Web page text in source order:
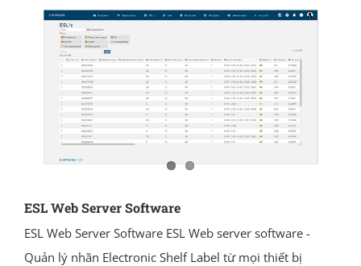
ESL Web Server Software
ESL Web Server Software ESL Web server software -
Quản lý nhãn Electronic Shelf Label từ mọi thiết bị